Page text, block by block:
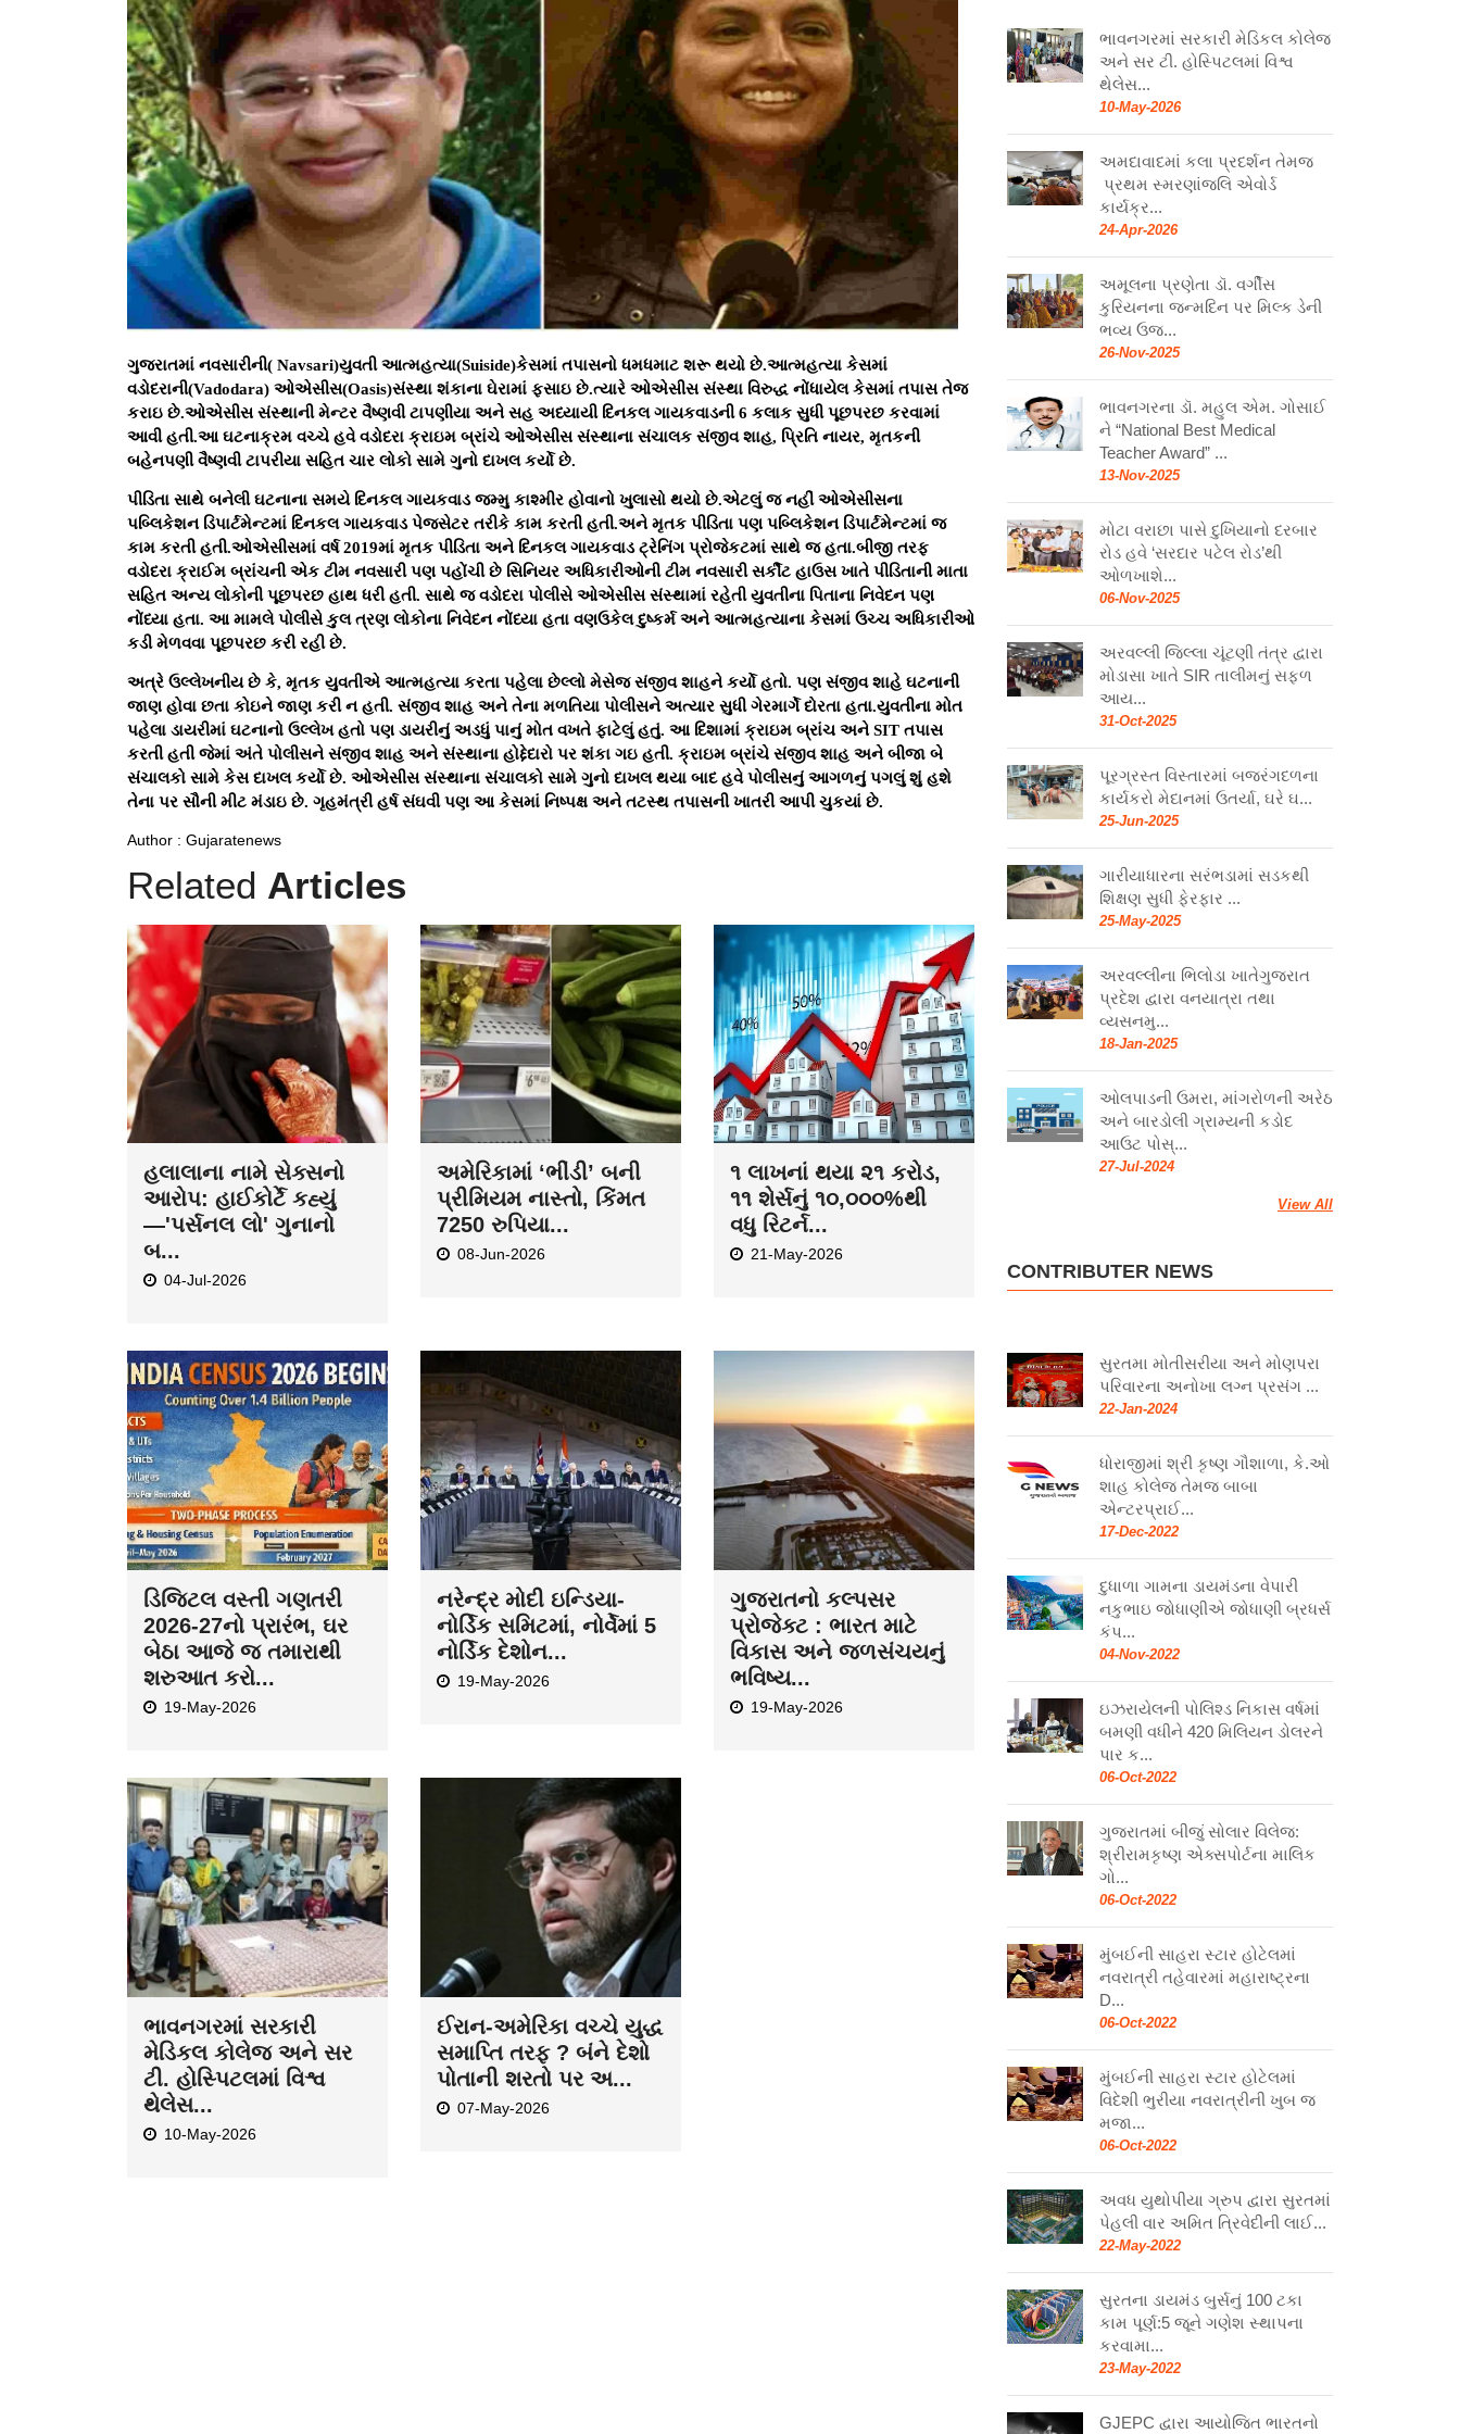
ગુજરાતમાં નવસારીની( Navsari)યુવતી આત્મહત્યા(Suiside)કેસમાં તપાસનો ધમધમાટ શરૂ થયો છે.આત્મહત્યા કેસમાં
વડોદરાની(Vadodara) ઓએસીસ(Oasis)સંસ્થા શંકાના ઘેરામાં ફસાઇ છે.ત્યારે ઓએસીસ સંસ્થા વિરુદ્ધ નોંધાયેલ કેસમાં તપાસ તેજ
કરાઇ છે.ઓએસીસ સંસ્થાની મેન્ટર વૈષ્ણવી ટાપણીયા અને સહ અધ્યાયી દિનકલ ગાયકવાડની 6 કલાક સુધી પૂછપરછ કરવામાં
આવી હતી.આ ઘટનાક્રમ વચ્ચે હવે વડોદરા ક્રાઇમ બ્રાંચે ઓએસીસ સંસ્થાના સંચાલક સંજીવ શાહ, પ્રિતિ નાયર, મૃતકની
બહેનપણી વૈષ્ણવી ટાપરીયા સહિત ચાર લોકો સામે ગુનો દાખલ કર્યો છે.
પીડિતા સાથે બનેલી ઘટનાના સમયે દિનકલ ગાયકવાડ જમ્મુ કાશ્મીર હોવાનો ખુલાસો થયો છે.એટલું જ નહીં ઓએસીસના
પબ્લિકેશન ડિપાર્ટમેન્ટમાં દિનકલ ગાયકવાડ પેજસેટર તરીકે કામ કરતી હતી.અને મૃતક પીડિતા પણ પબ્લિકેશન ડિપાર્ટમેન્ટમાં જ
કામ કરતી હતી.ઓએસીસમાં વર્ષ 2019માં મૃતક પીડિતા અને દિનકલ ગાયકવાડ ટ્રેનિંગ પ્રોજેકટમાં સાથે જ હતા.બીજી તરફ
વડોદરા ક્રાઈમ બ્રાંચની એક ટીમ નવસારી પણ પહોંચી છે સિનિયર અધિકારીઓની ટીમ નવસારી સર્કીટ હાઉસ ખાતે પીડિતાની માતા
સહિત અન્ય લોકોની પૂછપરછ હાથ ધરી હતી. સાથે જ વડોદરા પોલીસે ઓએસીસ સંસ્થામાં રહેતી યુવતીના પિતાના નિવેદન પણ
નોંધ્યા હતા. આ મામલે પોલીસે કુલ ત્રણ લોકોના નિવેદન નોંધ્યા હતા વણઉકેલ દુષ્કર્મ અને આત્મહત્યાના કેસમાં ઉચ્ચ અધિકારીઓ
કડી મેળવવા પૂછપરછ કરી રહી છે.
અત્રે ઉલ્લેખનીય છે કે, મૃતક યુવતીએ આત્મહત્યા કરતા પહેલા છેલ્લો મેસેજ સંજીવ શાહને કર્યો હતો. પણ સંજીવ શાહે ઘટનાની
જાણ હોવા છતા કોઇને જાણ કરી ન હતી. સંજીવ શાહ અને તેના મળતિયા પોલીસને અત્યાર સુધી ગેરમાર્ગે દોરતા હતા.યુવતીના મોત
પહેલા ડાયરીમાં ઘટનાનો ઉલ્લેખ હતો પણ ડાયરીનું અડધું પાનું મોત વખતે ફાટેલું હતું. આ દિશામાં ક્રાઇમ બ્રાંચ અને SIT તપાસ
કરતી હતી જેમાં અંતે પોલીસને સંજીવ શાહ અને સંસ્થાના હોદ્દેદારો પર શંકા ગઇ હતી. ક્રાઇમ બ્રાંચે સંજીવ શાહ અને બીજા બે
સંચાલકો સામે કેસ દાખલ કર્યો છે. ઓએસીસ સંસ્થાના સંચાલકો સામે ગુનો દાખલ થયા બાદ હવે પોલીસનું આગળનું પગલું શું હશે
તેના પર સૌની મીટ મંડાઇ છે. ગૃહમંત્રી હર્ષ સંઘવી પણ આ કેસમાં નિષ્પક્ષ અને તટસ્થ તપાસની ખાતરી આપી ચુકયાં છે.
Author : Gujaratenews
Related Articles
હલાલાના નામે સેક્સનો
આરોપ: હાઈકોર્ટે કહ્યું
—'પર્સનલ લો' ગુનાનો
બ...
04-Jul-2026
અમેરિકામાં ‘ભીંડી’ બની
પ્રીમિયમ નાસ્તો, કિંમત
7250 રુપિયા...
08-Jun-2026
૧ લાખનાં થયા ૨૧ કરોડ,
૧૧ શેર્સનું ૧૦,૦૦૦%થી
વધુ રિટર્ન...
21-May-2026
ડિજિટલ વસ્તી ગણતરી
2026-27નો પ્રારંભ, ઘર
બેઠા આજે જ તમારાથી
શરુઆત કરો...
19-May-2026
નરેન્દ્ર મોદી ઇન્ડિયા-
નોર્ડિક સમિટમાં, નોર્વેમાં 5
નોર્ડિક દેશોન...
19-May-2026
ગુજરાતનો કલ્પસર
પ્રોજેક્ટ : ભારત માટે
વિકાસ અને જળસંચયનું
ભવિષ્ય...
19-May-2026
ભાવનગરમાં સરકારી
મેડિકલ કોલેજ અને સર
ટી. હોસ્પિટલમાં વિશ્વ
થેલેસ...
10-May-2026
ઈરાન-અમેરિકા વચ્ચે યુદ્ધ
સમાપ્તિ તરફ ? બંને દેશો
પોતાની શરતો પર અ...
07-May-2026
ભાવનગરમાં સરકારી મેડિકલ કોલેજ
અને સર ટી. હોસ્પિટલમાં વિશ્વ
થેલેસ...
10-May-2026
અમદાવાદમાં કલા પ્રદર્શન તેમજ
પ્રથમ સ્મરણાંજલિ એવોર્ડ
કાર્યક્ર...
24-Apr-2026
અમૂલના પ્રણેતા ડૉ. વર્ગીસ
કુરિયનના જન્મદિન પર મિલ્ક ડેની
ભવ્ય ઉજ...
26-Nov-2025
ભાવનગરના ડૉ. મહુલ એમ. ગોસાઈ
ને “National Best Medical
Teacher Award” ...
13-Nov-2025
મોટા વરાછા પાસે દુખિયાનો દરબાર
રોડ હવે ‘સરદાર પટેલ રોડ’થી
ઓળખાશે...
06-Nov-2025
અરવલ્લી જિલ્લા ચૂંટણી તંત્ર દ્વારા
મોડાસા ખાતે SIR તાલીમનું સફળ
આય...
31-Oct-2025
પૂરગ્રસ્ત વિસ્તારમાં બજરંગદળના
કાર્યકરો મેદાનમાં ઉતર્યા, ઘરે ઘ...
25-Jun-2025
ગારીયાધારના સરંભડામાં સડકથી
શિક્ષણ સુધી ફેરફાર ...
25-May-2025
અરવલ્લીના ભિલોડા ખાતેગુજરાત
પ્રદેશ દ્વારા વનયાત્રા તથા
વ્યસનમુ...
18-Jan-2025
ઓલપાડની ઉમરા, માંગરોળની અરેઠ
અને બારડોલી ગ્રામ્યની કડોદ
આઉટ પોસ્...
27-Jul-2024
View All
CONTRIBUTER NEWS
સુરતમા મોતીસરીયા અને મોણપરા
પરિવારના અનોખા લગ્ન પ્રસંગ ...
22-Jan-2024
ધોરાજીમાં શ્રી કૃષ્ણ ગૌશાળા, કે.ઓ
શાહ કોલેજ તેમજ બાબા
એન્ટરપ્રાઈ...
17-Dec-2022
દુધાળા ગામના ડાયમંડના વેપારી
નકુભાઇ જોધાણીએ જોધાણી બ્રધર્સ
કંપ...
04-Nov-2022
ઇઝરાયેલની પોલિશ્ડ નિકાસ વર્ષમાં
બમણી વધીને 420 મિલિયન ડોલરને
પાર ક...
06-Oct-2022
ગુજરાતમાં બીજું સોલાર વિલેજ:
શ્રીરામકૃષ્ણ એક્સપોર્ટના માલિક
ગો...
06-Oct-2022
મુંબઈની સાહરા સ્ટાર હોટેલમાં
નવરાત્રી તહેવારમાં મહારાષ્ટ્રના
D...
06-Oct-2022
મુંબઈની સાહરા સ્ટાર હોટેલમાં
વિદેશી ભુરીયા નવરાત્રીની ખુબ જ
મજા...
06-Oct-2022
અવધ યુથોપીયા ગ્રુપ દ્વારા સુરતમાં
પેહલી વાર અમિત ત્રિવેદીની લાઈ...
22-May-2022
સુરતના ડાયમંડ બુર્સનું 100 ટકા
કામ પૂર્ણ:5 જૂને ગણેશ સ્થાપના
કરવામા...
23-May-2022
GJEPC દ્વારા આયોજિત ભારતનો